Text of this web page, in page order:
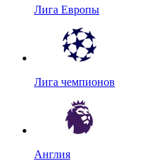
Лига Европы
Лига чемпионов
Англия